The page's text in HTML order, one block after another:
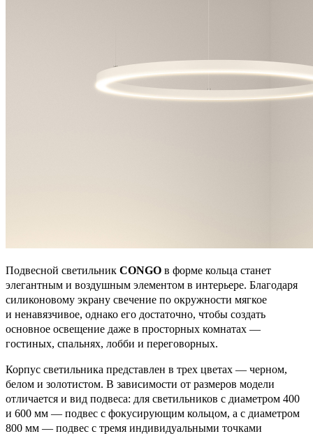
Подвесной светильник CONGO в форме кольца станет
элегантным и воздушным элементом в интерьере. Благодаря
силиконовому экрану свечение по окружности мягкое
и ненавязчивое, однако его достаточно, чтобы создать
основное освещение даже в просторных комнатах —
гостиных, спальнях, лобби и переговорных.
Корпус светильника представлен в трех цветах — черном,
белом и золотистом. В зависимости от размеров модели
отличается и вид подвеса: для светильников с диаметром 400
и 600 мм — подвес с фокусирующим кольцом, а с диаметром
800 мм — подвес с тремя индивидуальными точками